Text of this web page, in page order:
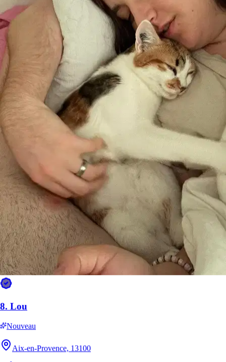
Parcs : OpenStreetMap. Pet sitters à proximité : données Sittsy.
Localisation des cliniques approximative ; confirmez l’adresse et les
horaires sur leur site web.
Météo et soins pour votre chien à Aix-en-
Provence
Les deux prochaines semaines à Aix-en-Provence s’annoncent
chaudes : 14 jours sur 14 dépasseront 30 °C. Prévoyez les
promenades tôt le matin et en fin de journée.
C’est exactement ce
qu’un bon promeneur prend en compte à chaque sortie.
sur 14 jours (Open-Meteo) ; mises à jour quotidiennement.
🔥
Jour le plus difficile :Sam 8 Aoû
, 38 °C. Promenez-les
uniquement tôt le matin et au crépuscule ; évitez complètement le
milieu de la journée (12 h–19 h). Testez l’asphalte avec le dos de la
main : si vous ne pouvez pas la laisser 5 secondes, cela brûle leurs
coussinets. Eau fraîche en permanence et surveillance accrue des
races brachycéphales, des chiots et des chiens âgés.
Sam
8
🔥
38 °
18°
Très chaud
Dim 9
🔥
36°
21°
Très chaud
Lun
37°
21°
Très chaud
Mar 11
🔥
35 °
8. Lou
Nouveau
Aix-en-Provence, 13100